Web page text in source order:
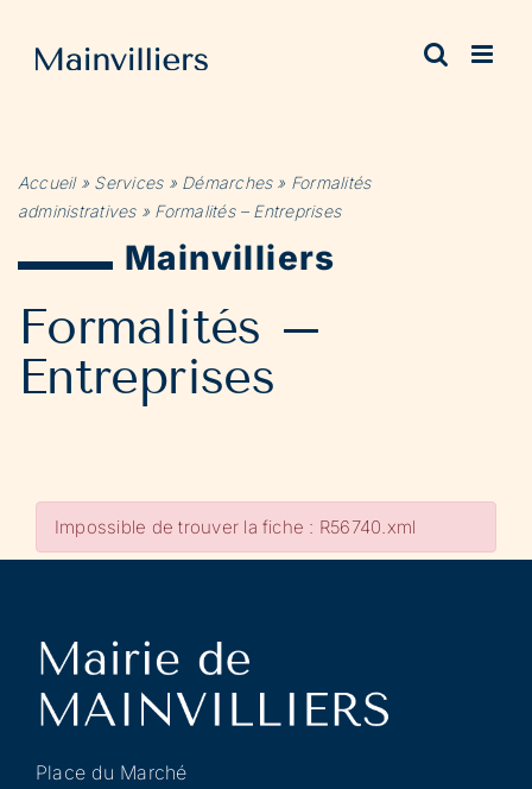
contenu
Accueil» Services» Démarches» Formalités
administratives» Formalités – Entreprises
Mainvilliers
Formalités –
Entreprises
Impossible de trouver la fiche : R56740.xml
Place du Marché